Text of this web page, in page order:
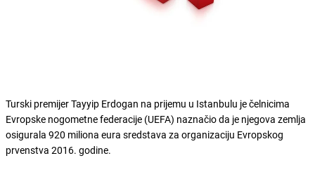
Turski premijer Tayyip Erdogan na prijemu u Istanbulu je čelnicima
Evropske nogometne federacije (UEFA) naznačio da je njegova zemlja
osigurala 920 miliona eura sredstava za organizaciju Evropskog
prvenstva 2016. godine.